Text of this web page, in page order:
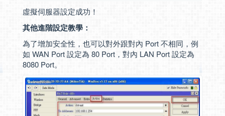
虛擬伺服器設定成功！
其他進階設定教學：
為了增加安全性，也可以對外跟對內 Port 不相同，例
如 WAN Port 設定為 80 Port，對內 LAN Port 設定為
8080 Port。